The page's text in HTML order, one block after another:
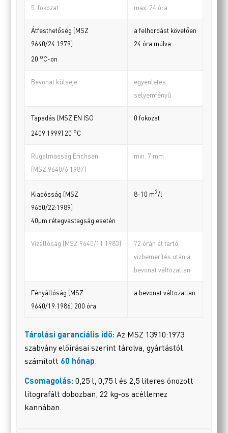
5. fokozat max. 24 óra
Átfesthetőség (MSZ
9640/24:1979)
20 oC-on
a felhordást követően
24 óra múlva
Bevonat külseje
egyenletes
selyemfényű
Tapadás (MSZ EN ISO
2409:1999) 20 oC
0 fokozat
Rugalmasság Erichsen
(MSZ 9640/6:1987)
min. 7 mm
Kiadósság (MSZ
9650/22:1989)
40µm rétegvastagság esetén
8-10 m2/l
Vízállóság (MSZ 9640/11:1983)
72 órán át tartó
vízbemerítés után a
bevonat változatlan
Fényállóság (MSZ
9640/19:1986) 200 óra
a bevonat változatlan
Tárolási garanciális idő:Az MSZ 13910:1973
szabvány előírásai szerint tárolva, gyártástól
számított 60 hónap
Csomagolás: 0,25 l, 0,75 l és 2,5 literes ónozott
litografált dobozban, 22 kg-os acéllemez
kannában.